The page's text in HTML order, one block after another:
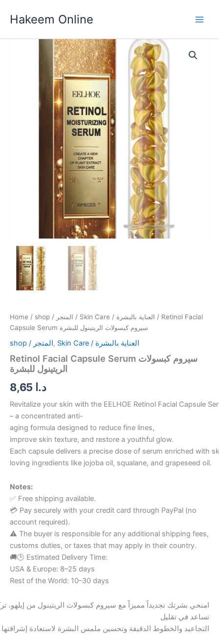
Hakeem Online
Home / shop / المتجر / Skin Care / العناية بالبشرة / Retinol Facial
Capsule Serum سيروم كبسولات الريتينول للبشرة
shop / المتجر, Skin Care / العناية بالبشرة
Retinol Facial Capsule Serum سيروم كبسولات
الريتينول للبشرة
د.ا
Revitalize your skin with the EELHOE Retinol Facial Capsule
– a concentrated anti-
aging formula designed to reduce fine lines,
improve skin texture, and restore a youthful glow.
Each capsule delivers a precise dose of serum enriched with
loving ingredients like jojoba oil, squalane, and grapeseed oil.
Notes:
✅ Free shipping available.
💳 Pay securely with your credit card through PayPal (no
account required).
⚠️ The buyer is responsible for any additional shipping fees,
customs duties, or taxes that may apply in their country.
🚚🕒 Estimated Delivery Time:
USA & Europe: 8–25 days
Rest of the World: 10–30 days
امنحي بشرتك تجديداً مميزاً مع سيروم كبسولات الريتينول من إيلهو،
تساعد في تقليل
التجاعيد والخطوط الدقيقة وتحسين ملمس البشرة لاستعادة إشراقتها